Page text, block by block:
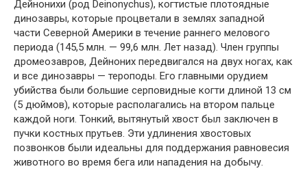
Дейнонихи (род Deinonychus), когтистые плотоядные
динозавры, которые процветали в землях западной
части Северной Америки в течение раннего мелового
периода (145,5 млн. — 99,6 млн. Лет назад). Член группы
дромеозавров, Дейноних передвигался на двух ногах, как
и все динозавры — тероподы. Его главными орудием
убийства были большие серповидные когти длиной 13 см
(5 дюймов), которые располагались на втором пальце
каждой ноги. Тонкий, вытянутый хвост был заключен в
пучки костных прутьев. Эти удлинения хвостовых
позвонков были идеальны для поддержания равновесия
животного во время бега или нападения на добычу.